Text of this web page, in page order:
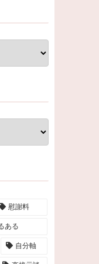
慰謝料
ある
自分軸